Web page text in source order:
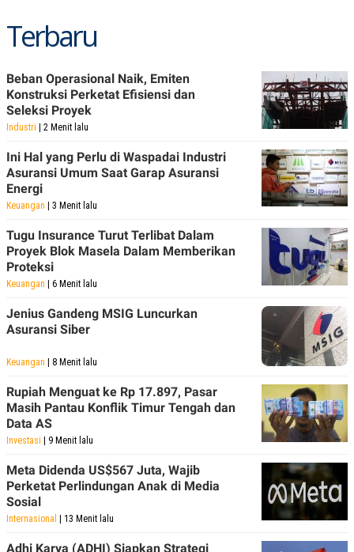
POLICY
Terbaru
Beban Operasional Naik, Emiten
Konstruksi Perketat Efisiensi dan
Seleksi Proyek
Industri | 2 Menit lalu
Ini Hal yang Perlu di Waspadai Industri
Asuransi Umum Saat Garap Asuransi
Energi
Keuangan | 3 Menit lalu
Tugu Insurance Turut Terlibat Dalam
Proyek Blok Masela Dalam Memberikan
Proteksi
Keuangan | 6 Menit lalu
Jenius Gandeng MSIG Luncurkan
Asuransi Siber
Keuangan | 8 Menit lalu
Rupiah Menguat ke Rp 17.897, Pasar
Masih Pantau Konflik Timur Tengah dan
Data AS
Investasi | 9 Menit lalu
Meta Didenda US$567 Juta, Wajib
Perketat Perlindungan Anak di Media
Sosial
Internasional | 13 Menit lalu
Adhi Karya (ADHI) Siapkan Strategi